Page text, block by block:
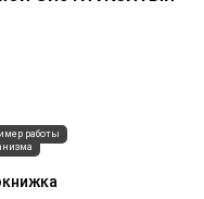
работы